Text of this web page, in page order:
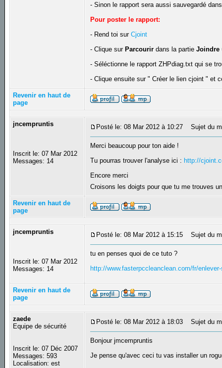
- Sinon le rapport sera aussi sauvegardé
Pour poster le rapport:
- Rend toi surCjoint
- Clique sur Parcourir dans la partieJoindre
- Séléctionne le rapport ZHPdiag.txt qui se
- Clique ensuite sur " Créer le lien cjoint " et
Revenir en haut de
page
jncempruntis
Inscrit le: 07 Mar 2012
Messages: 14
Posté le: 08 Mar 2012 à 10:27 Sujet du
Merci beaucoup pour ton aide !
Tu pourras trouver l'analyse ici : http://
Encore merci
Croisons les doigts pour que tu me trouves
Revenir en haut de
page
jncempruntis
Inscrit le: 07 Mar 2012
Messages: 14
Posté le: 08 Mar 2012 à 15:15 Sujet du
tu en penses quoi de ce tuto ?
http://www.fasterpccleanclean.com/fr/
Revenir en haut de
page
zaede
Equipe de sécurité
Inscrit le: 07 Déc 2007
Messages: 593
Localisation: est
Posté le: 08 Mar 2012 à 18:03 Sujet du
Bonjour jmcempruntis
Je pense qu'avec ceci tu vas installer un